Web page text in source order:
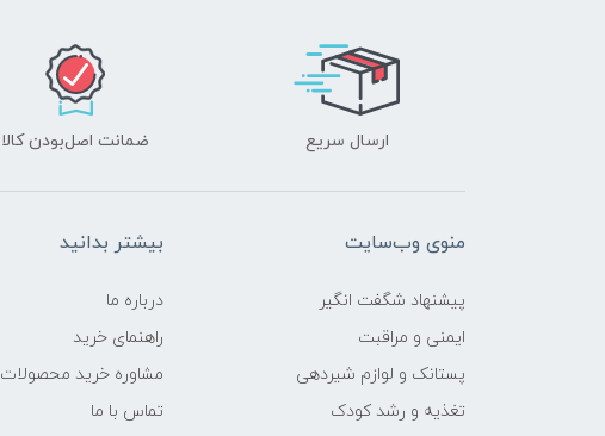
ارسال سریع ضمانت اصل‌بودن کالا
منوی وب‌سایت
پیشنهاد شگفت انگیر
ایمنی و مراقبت
پستانک و لوازم شیردهی
تغذیه و رشد کودک
بیشتر بدانید
درباره ما
راهنمای خرید
مشاوره خرید محصولات
تماس با ما